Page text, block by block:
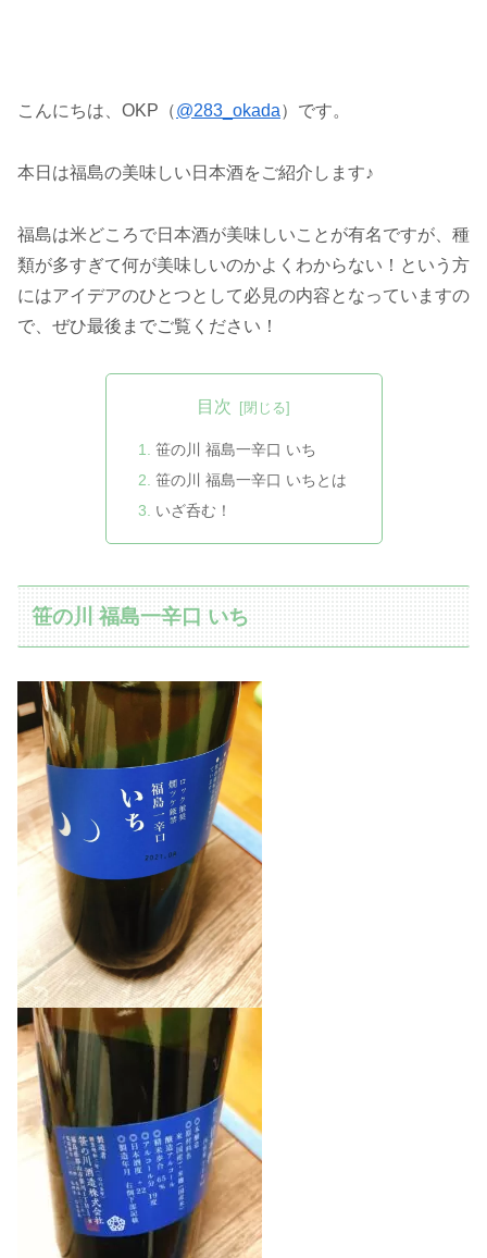
こんにちは、OKP（@283_okada）です。
本日は福島の美味しい日本酒をご紹介します♪
福島は米どころで日本酒が美味しいことが有名ですが、種
類が多すぎて何が美味しいのかよくわからない！という方
にはアイデアのひとつとして必見の内容となっていますの
で、ぜひ最後までご覧ください！
目次
笹の川 福島一辛口 いち
笹の川 福島一辛口 いちとは
いざ呑む！
笹の川 福島一辛口 いち